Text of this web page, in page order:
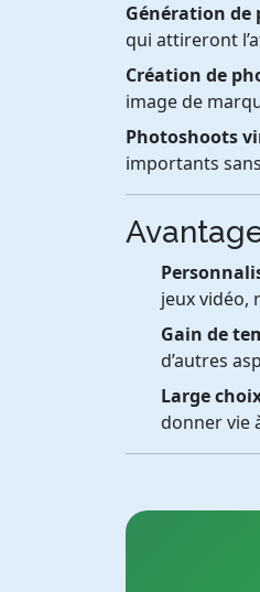
Génération de
qui attireront
Création de
image de
Photoshoots
importants
jeux vidéo,
Gain de
d’autres
Large
donner vie